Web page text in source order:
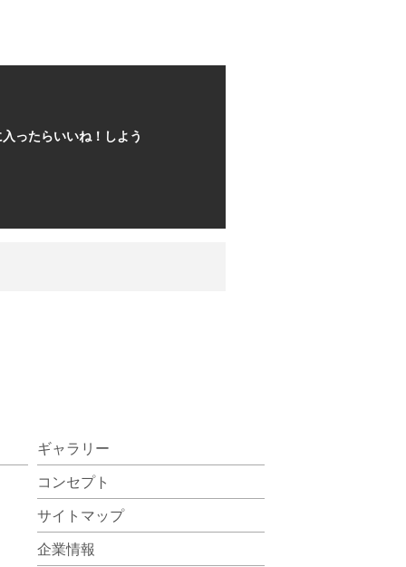
ったらいいね！しよう
ギャラリー
コンセプト
サイトマップ
企業情報